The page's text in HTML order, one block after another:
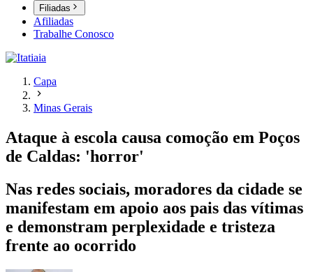
Filiadas
Afiliadas
Trabalhe Conosco
Capa
Minas Gerais
Ataque à escola causa comoção em Poços
de Caldas: 'horror'
Nas redes sociais, moradores da cidade se
manifestam em apoio aos pais das vítimas
e demonstram perplexidade e tristeza
frente ao ocorrido